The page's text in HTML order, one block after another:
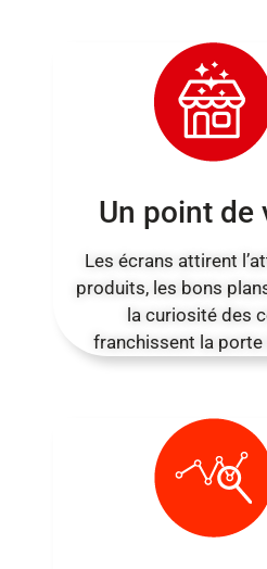
Un point de
Les écrans attirent
produits, les bons
la curiosité des
franchissent la